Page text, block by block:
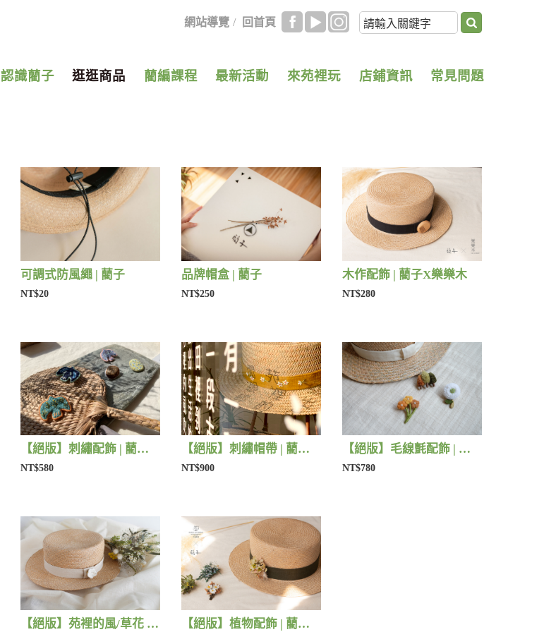
網站導覽 / 回首頁
認識藺子 逛逛商品 藺編課程 最新活動 來苑裡玩 店鋪資訊 常見問題
可調式防風繩 | 藺子
NT$20
品牌帽盒 | 藺子
NT$250
木作配飾 | 藺子X樂樂木
NT$280
【絕版】刺繡配飾 | 藺子X撫子色生活
NT$580
【絕版】刺繡帽帶 | 藺子X有FU手作
NT$900
【絕版】毛線氈配飾 | 藺子X小森物
NT$780
【絕版】苑裡的風/草花 | 藺子X片片 【絕版】植物配飾 | 藺子X法洛勒姆